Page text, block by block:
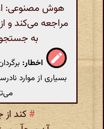
هوش مصنوعی:
مراجعه می‌کند و
به
اخطار:
بسیاری از موارد
#کند